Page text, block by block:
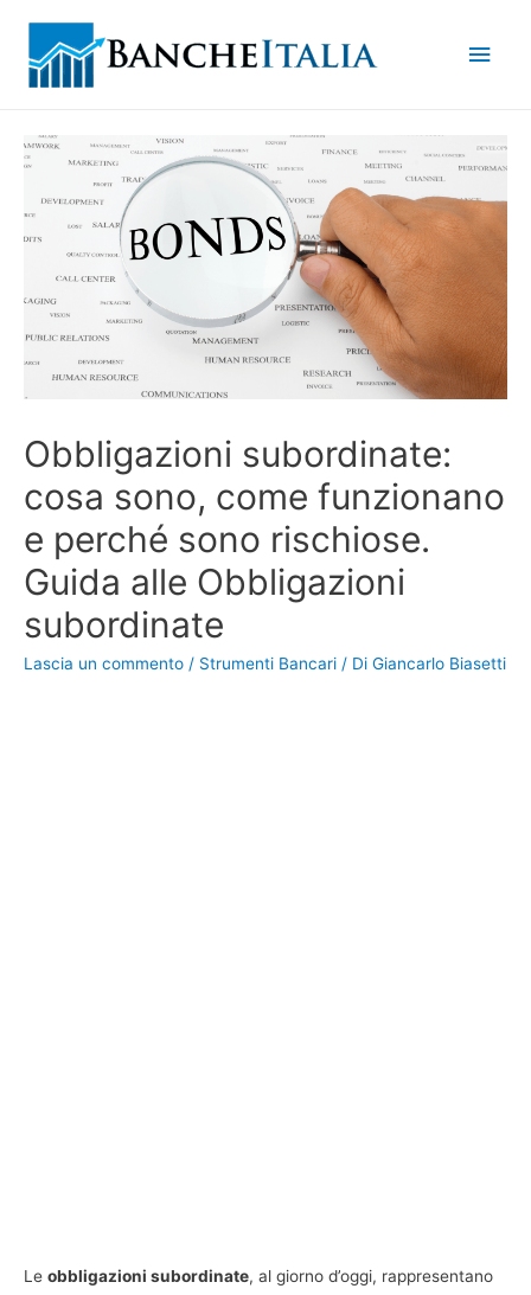
Obbligazioni subordinate:
cosa sono, come funzionano
e perché sono rischiose.
Guida alle Obbligazioni
subordinate
Lascia un commento / Strumenti Bancari / Di Giancarlo Biasetti
Le obbligazioni subordinate, al giorno d’oggi, rappresentano